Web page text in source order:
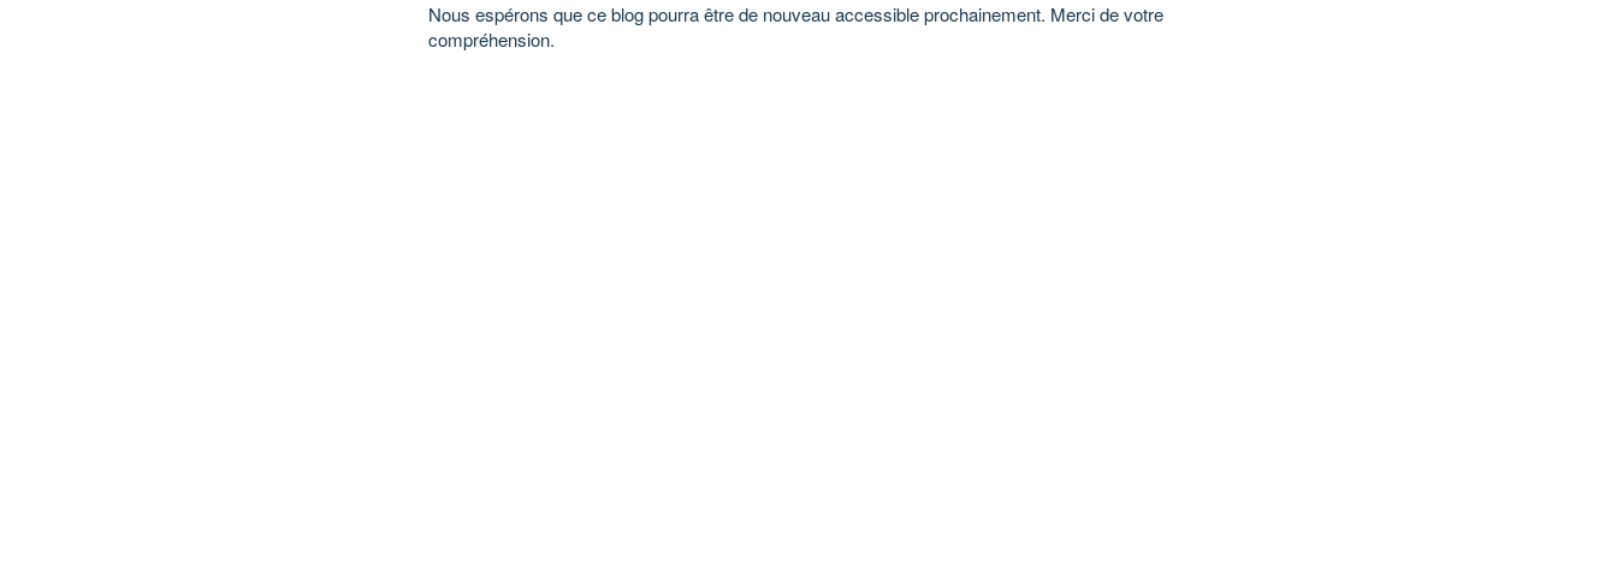
Nous espérons que ce blog pourra être de nouveau accessible prochainement. Merci de votre
compréhension.